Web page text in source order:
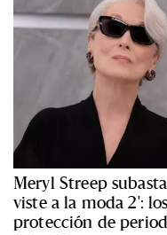
Meryl Streep
viste a la moda 2':
protección de